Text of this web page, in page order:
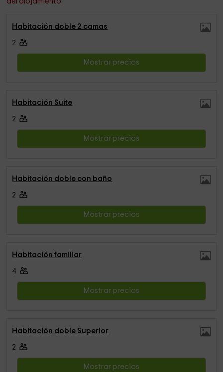
Habitación doble 2 camas
2
Mostrar precios
Habitación Suite
2
Mostrar precios
Habitación doble con baño
2
Mostrar precios
Habitación familiar
4
Mostrar precios
Habitación doble Superior
2
Mostrar precios